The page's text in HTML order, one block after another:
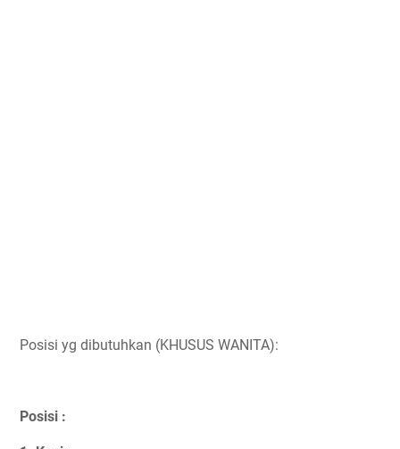
Posisi yg dibutuhkan (KHUSUS WANITA):
Posisi :